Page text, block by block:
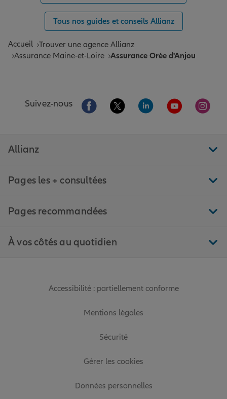
Tous nos guides et conseils Allianz
Accueil Trouver une agence Allianz
Assurance Maine-et-Loire Assurance Orée d'Anjou
Suivez-nous Aller sur la page Facebook de Allianz
Aller sur la page Twitter de
Aller sur la page
Aller sur la
Aller
Allianz
Pages les + consultées
Pages recommandées
À vos côtés au quotidien
Accessibilité : partiellement conforme
Mentions légales
Sécurité
Gérer les cookies
Données personnelles